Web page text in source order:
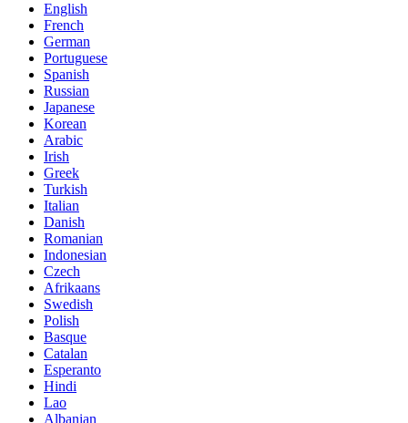
English
French
German
Portuguese
Spanish
Russian
Japanese
Korean
Arabic
Irish
Greek
Turkish
Italian
Danish
Romanian
Indonesian
Czech
Afrikaans
Swedish
Polish
Basque
Catalan
Esperanto
Hindi
Lao
Albanian